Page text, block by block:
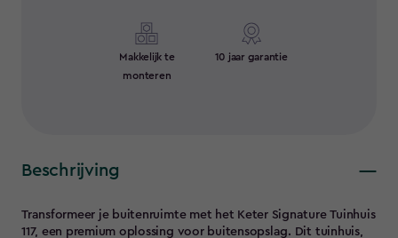
Makkelijk te
monteren
10 jaar garantie
Beschrijving
Transformeer je buitenruimte met het Keter Signature Tuinhuis
117, een premium oplossing voor buitensopslag. Dit tuinhuis,